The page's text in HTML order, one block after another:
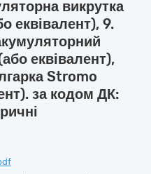
викрутка
еквівалент), 9.
еквівалент),
Stromo
за кодом ДК: